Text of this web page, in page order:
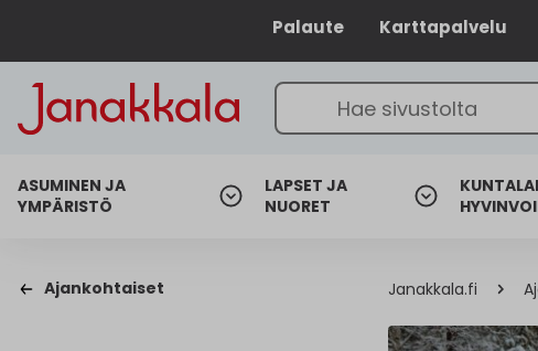
Palaute Karttapalvelu
ASUMINEN JA
YMPÄRISTÖ
LAPSET JA
NUORET
Ajankohtaiset Janakkala.fi